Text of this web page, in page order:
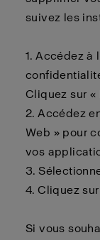
suivez les
1. Accédez à
Cliquez sur «
2.Accédez
Web » pour
vos
3.
4.Cliquez
Si vous